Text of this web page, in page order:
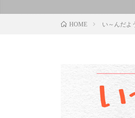
HOME い～んだよ